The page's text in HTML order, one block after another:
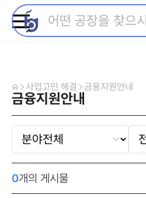
금융지원안내
사업고민 해결 금융지원안내
0개의 게시물